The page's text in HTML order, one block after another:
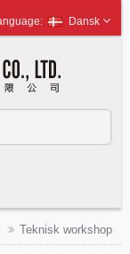
Dansk
Teknisk workshop